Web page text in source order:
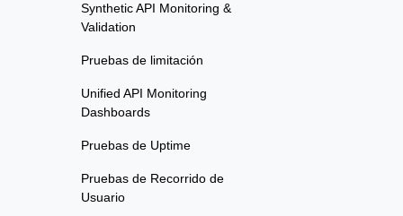
Synthetic API Monitoring &
Validation
Pruebas de limitación
Unified API Monitoring
Dashboards
Pruebas de Uptime
Pruebas de Recorrido de
Usuario